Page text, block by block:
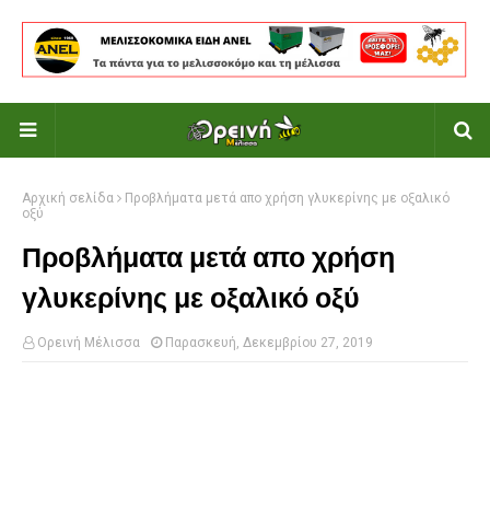
Αρχική σελίδα
Προβλήματα μετά απο χρήση γλυκερίνης με οξαλικό
οξύ
Προβλήματα μετά απο χρήση
γλυκερίνης με οξαλικό οξύ
Ορεινή Μέλισσα Παρασκευή, Δεκεμβρίου 27, 2019